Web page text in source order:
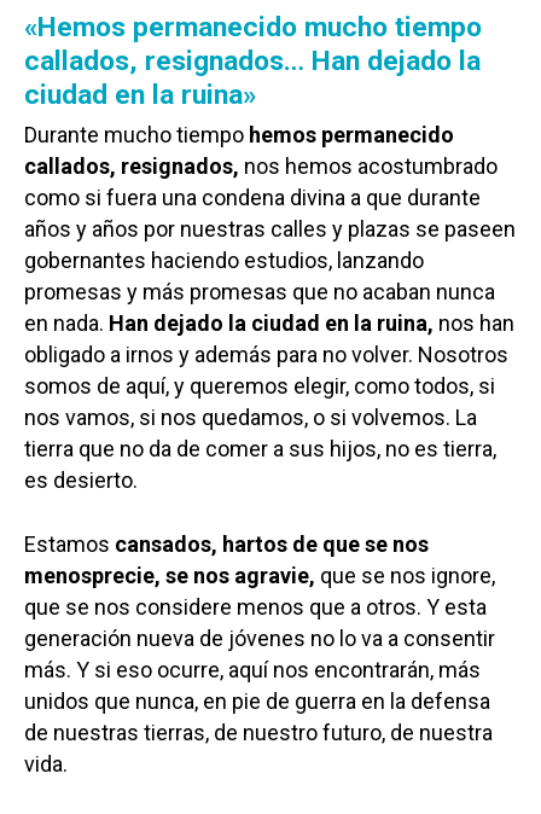
«Hemos permanecido mucho tiempo
callados, resignados… Han dejado la
ciudad en la ruina»
Durante mucho tiempo hemos permanecido
callados, resignados, nos hemos acostumbrado
como si fuera una condena divina a que durante
años y años por nuestras calles y plazas se paseen
gobernantes haciendo estudios, lanzando
promesas y más promesas que no acaban nunca
en nada. Han dejado la ciudad en la ruina, nos han
obligado a irnos y además para no volver. Nosotros
somos de aquí, y queremos elegir, como todos, si
nos vamos, si nos quedamos, o si volvemos. La
tierra que no da de comer a sus hijos, no es tierra,
es desierto.
Estamos cansados, hartos de que se nos
menosprecie, se nos agravie, que se nos ignore,
que se nos considere menos que a otros. Y esta
generación nueva de jóvenes no lo va a consentir
más. Y si eso ocurre, aquí nos encontrarán, más
unidos que nunca, en pie de guerra en la defensa
de nuestras tierras, de nuestro futuro, de nuestra
vida.